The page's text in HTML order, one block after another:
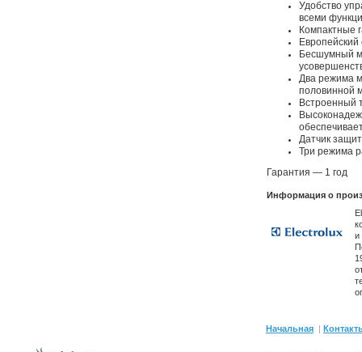
Удобство
всеми
Компактные
Европейский
Бесшумный
Два режима
половинной
Встроенный
Датчик
Три режима
Гарантия — 1 год
Информация о
и
Начальная |